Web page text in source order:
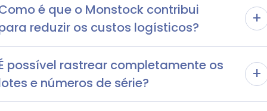
é que o Monstock contribui
reduzir os custos logísticos?
+
possível rastrear completamente os
e números de série?
+